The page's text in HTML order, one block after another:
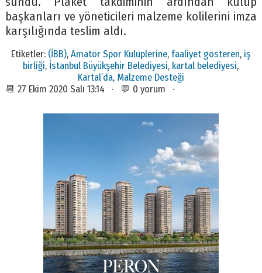
başkanları ve yöneticileri malzeme kolilerini imza
karşılığında teslim aldı.
Etiketler: (İBB),Amatör Spor Kulüplerine,faaliyet gösteren, iş
birliği, İstanbul Büyükşehir Belediyesi, kartal belediyesi,
Kartal’da, Malzeme Desteği
📆 27 Ekim 2020 Salı 13:14 · 💬 0 yorum ·